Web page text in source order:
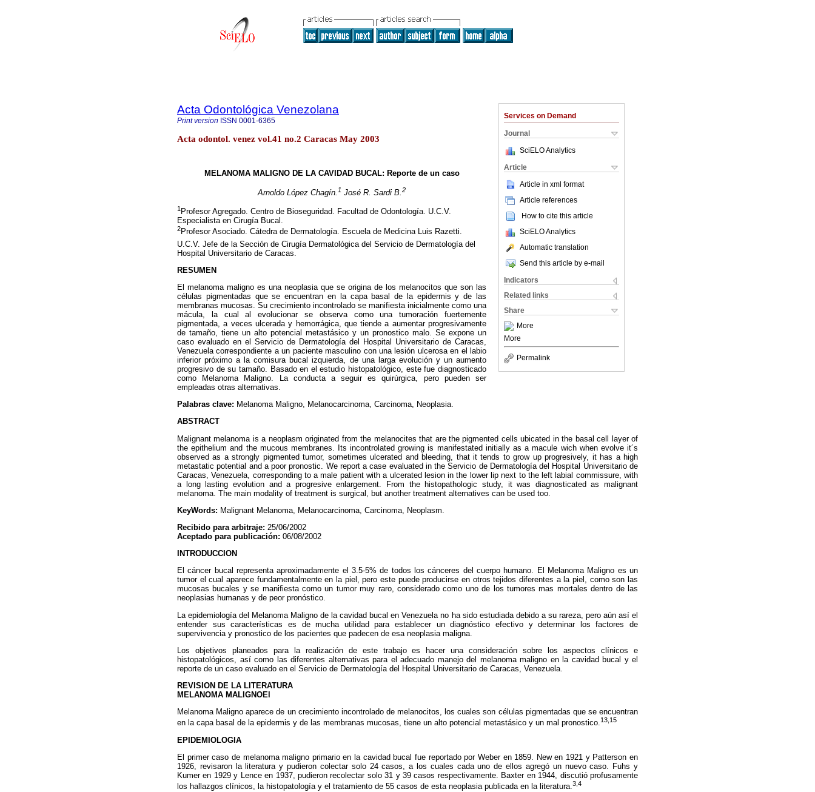
Services on Demand
Journal
SciELO Analytics
Article
Article in xml format
Article references
How to cite this article
SciELO Analytics
Automatic translation
Send this article by e-mail
Indicators
Related links
Share
More
More
Permalink
Acta Odontológica Venezolana
Print version ISSN 0001-6365
Acta odontol. venez vol.41 no.2 Caracas May 2003
MELANOMA MALIGNO DE LA CAVIDAD BUCAL: Reporte de un caso
Arnoldo López Chagín. 1 José R. Sardi B. 2
1 Profesor Agregado. Centro de Bioseguridad. Facultad de Odontología. U.C.V.
Especialista en Cirugía Bucal.
2Profesor Asociado. Cátedra de Dermatología. Escuela de Medicina Luis Razetti.
U.C.V. Jefe de la Sección de Cirugía Dermatológica del Servicio de Dermatología del
Hospital Universitario de Caracas.
RESUMEN
El melanoma maligno es una neoplasia que se origina de los melanocitos que son las
células pigmentadas que se encuentran en la capa basal de la epidermis y de las
membranas mucosas. Su crecimiento incontrolado se manifiesta inicialmente como una
mácula, la cual al evolucionar se observa como una tumoración fuertemente
pigmentada, a veces ulcerada y hemorrágica, que tiende a aumentar progresivamente
de tamaño, tiene un alto potencial metastásico y un pronostico malo. Se expone un
caso evaluado en el Servicio de Dermatología del Hospital Universitario de Caracas,
Venezuela correspondiente a un paciente masculino con una lesión ulcerosa en el labio
inferior próximo a la comisura bucal izquierda, de una larga evolución y un aumento
progresivo de su tamaño. Basado en el estudio histopatológico, este fue diagnosticado
como Melanoma Maligno. La conducta a seguir es quirúrgica, pero pueden ser
empleadas otras alternativas.
Palabras clave: Melanoma Maligno, Melanocarcinoma, Carcinoma, Neoplasia.
ABSTRACT
Malignant melanoma is a neoplasm originated from the melanocites that are the pigmented cells ubicated in the basal cell layer of
the epithelium and the mucous membranes. Its incontrolated growing is manifestated initially as a macule wich when evolve it´s
observed as a strongly pigmented tumor, sometimes ulcerated and bleeding, that it tends to grow up progresively, it has a high
metastatic potential and a poor pronostic. We report a case evaluated in the Servicio de Dermatología del Hospital Universitario de
Caracas, Venezuela, corresponding to a male patient with a ulcerated lesion in the lower lip next to the left labial commissure, with
a long lasting evolution and a progresive enlargement. From the histopathologic study, it was diagnosticated as malignant
melanoma. The main modality of treatment is surgical, but another treatment alternatives can be used too.
KeyWords: Malignant Melanoma, Melanocarcinoma, Carcinoma, Neoplasm.
Recibido para arbitraje: 25/06/2002
Aceptado para publicación: 06/08/2002
INTRODUCCION
El cáncer bucal representa aproximadamente el 3.5-5% de todos los cánceres del cuerpo humano. El Melanoma Maligno es un
tumor el cual aparece fundamentalmente en la piel, pero este puede producirse en otros tejidos diferentes a la piel, como son las
mucosas bucales y se manifiesta como un tumor muy raro, considerado como uno de los tumores mas mortales dentro de las
neoplasias humanas y de peor pronóstico.
La epidemiología del Melanoma Maligno de la cavidad bucal en Venezuela no ha sido estudiada debido a su rareza, pero aún así el
entender sus características es de mucha utilidad para establecer un diagnóstico efectivo y determinar los factores de
supervivencia y pronostico de los pacientes que padecen de esa neoplasia maligna.
Los objetivos planeados para la realización de este trabajo es hacer una consideración sobre los aspectos clínicos e
histopatológicos, así como las diferentes alternativas para el adecuado manejo del melanoma maligno en la cavidad bucal y el
reporte de un caso evaluado en el Servicio de Dermatología del Hospital Universitario de Caracas, Venezuela.
REVISION DE LA LITERATURA
MELANOMA MALIGNOEl
Melanoma Maligno aparece de un crecimiento incontrolado de melanocitos, los cuales son células pigmentadas que se encuentran
en la capa basal de la epidermis y de las membranas mucosas, tiene un alto potencial metastásico y un mal pronostico.13,15
EPIDEMIOLOGIA
El primer caso de melanoma maligno primario en la cavidad bucal fue reportado por Weber en 1859. New en 1921 y Patterson en
1926, revisaron la literatura y pudieron colectar solo 24 casos, a los cuales cada uno de ellos agregó un nuevo caso. Fuhs y
Kumer en 1929 y Lence en 1937, pudieron recolectar solo 31 y 39 casos respectivamente. Baxter en 1944, discutió profusamente
los hallazgos clínicos, la histopatología y el tratamiento de 55 casos de esta neoplasia publicada en la literatura.3,4